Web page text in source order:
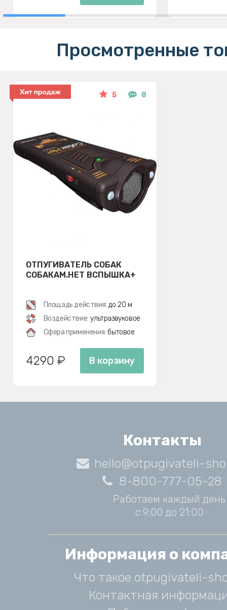
Просмотренные
5 8
ОТПУГИВАТЕЛЬ СОБАК
СОБАКАМ.НЕТ ВСПЫШКА+
Площадь действия: до 20 м
Воздействие: ультразвуковое
Сфера применения: бытовое
4290 ₽ В корзину
Контакты
hello@otpugivateli-
8-800-777-05-28
Работаем каждый день
с 9:00 до 21:00
Информация о
Что такое otpugivateli-
Контактная